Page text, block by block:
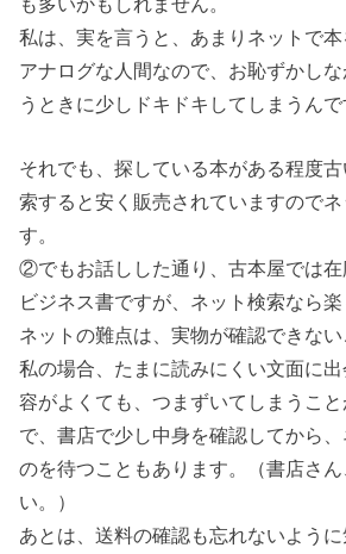
私は、実を言うと、あまりネットで本
アナログな人間なので、お恥ずかし
うときに少しドキドキしてしまうんで
それでも、探している本がある程度
索すると安く販売されていますのでネ
す。
②でもお話しした通り、古本屋では
ビジネス書ですが、ネット検索なら楽
ネットの難点は、実物が確認できない
私の場合、たまに読みにくい文面に
容がよくても、つまずいてしまうこ
で、書店で少し中身を確認してから
のを待つこともあります。（書店さん
い。）
あとは、送料の確認も忘れないように